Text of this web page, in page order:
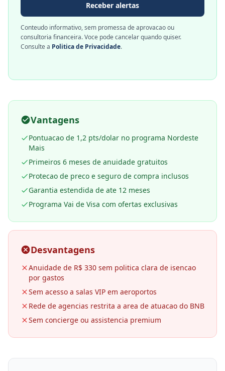
Receber alertas
Conteudo informativo, sem promessa de aprovacao ou
consultoria financeira. Voce pode cancelar quando quiser.
Consulte a Politica de Privacidade.
Vantagens
Pontuacao de 1,2 pts/dolar no programa Nordeste
Mais
Primeiros 6 meses de anuidade gratuitos
Protecao de preco e seguro de compra inclusos
Garantia estendida de ate 12 meses
Programa Vai de Visa com ofertas exclusivas
Desvantagens
Anuidade de R$ 330 sem politica clara de isencao
por gastos
Sem acesso a salas VIP em aeroportos
Rede de agencias restrita a area de atuacao do BNB
Sem concierge ou assistencia premium